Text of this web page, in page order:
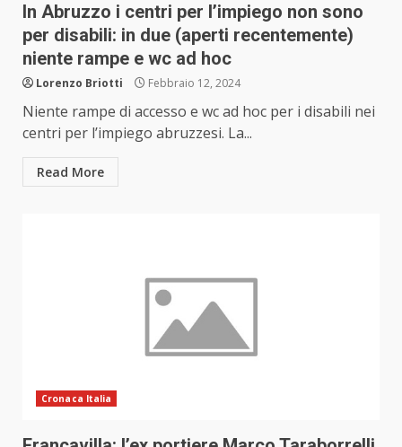
In Abruzzo i centri per l’impiego non sono
per disabili: in due (aperti recentemente)
niente rampe e wc ad hoc
Lorenzo Briotti Febbraio 12, 2024
Niente rampe di accesso e wc ad hoc per i disabili nei
centri per l’impiego abruzzesi. La...
Read More
Cronaca Italia